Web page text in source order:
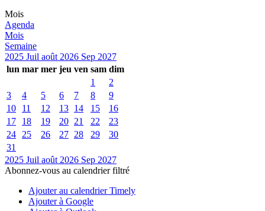
Mois
Agenda
Mois
Semaine
2025 Juil août 2026 Sep 2027
lun mar mer jeu ven sam dim
1
2
3
4 5 6 7 8
9
10
11 12 13 14 15
16
17
18 19 20 21 22
23
24
25 26 27 28 29
30
31
2025 Juil août 2026 Sep 2027
Abonnez-vous au calendrier filtré
Ajouter au calendrier Timely
Ajouter à Google